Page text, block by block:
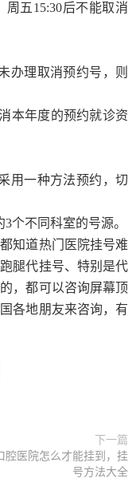
五15:30后不能取消
办理取消预约号，则
本年度的预约就诊资
用一种方法预约，切
个不同科室的号源。
知道热门医院挂号难
腿代挂号、特别是代
，都可以咨询屏幕顶
各地朋友来咨询，有
下一篇
腔医院怎么才能挂到，挂
号方法大全